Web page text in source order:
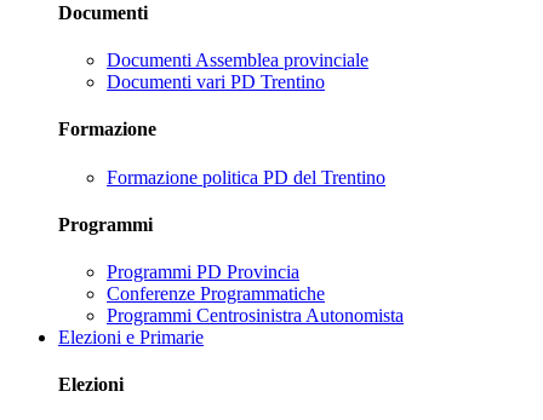
Documenti
Documenti Assemblea provinciale
Documenti vari PD Trentino
Formazione
Formazione politica PD del Trentino
Programmi
Programmi PD Provincia
Conferenze Programmatiche
Programmi Centrosinistra Autonomista
Elezioni e Primarie
Elezioni